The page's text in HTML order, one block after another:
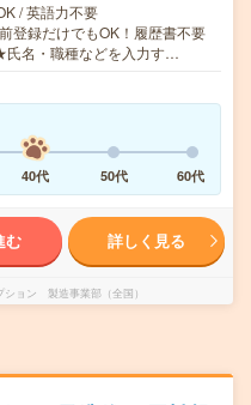
/ 英語力不要
登録だけでもOK！履歴書不要
名・職種などを入力す…
40代 50代 60代
む 詳しく見る
ョン 製造事業部（全国）